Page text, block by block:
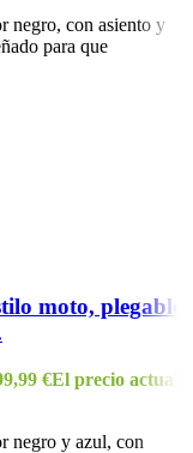
negro, con asiento y
para que
moto, plegable
€El precio actual
negro y azul, con